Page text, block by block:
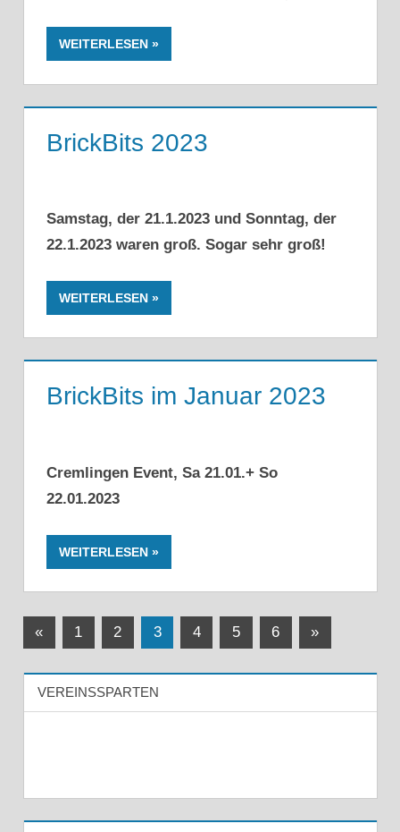
WEITERLESEN
BrickBits 2023
Samstag, der 21.1.2023 und Sonntag, der
22.1.2023 waren groß. Sogar sehr groß!
WEITERLESEN
BrickBits im Januar 2023
Cremlingen Event, Sa 21.01.+ So
22.01.2023
WEITERLESEN
Seitennummerierung
Beiträge
«Vorherige
1 2 3 4 5 6
Nächste
»
VEREINSSPARTEN